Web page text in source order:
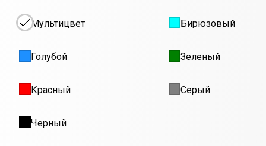
Мультицвет Бирюзовый
Голубой Зеленый
Красный Серый
Черный